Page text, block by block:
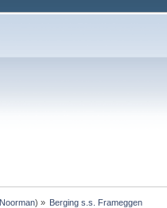
) » Berging s.s. Frameggen